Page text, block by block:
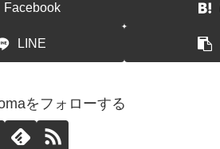
Facebook
LINE
をフォローする